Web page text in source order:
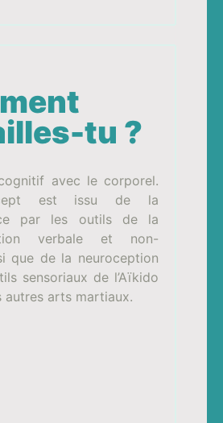
tu ?
avec le corporel.
est issu de la
par les outils de la
verbale et non-
que de la neuroception
sensoriaux de l’Aïkido
autres arts martiaux.